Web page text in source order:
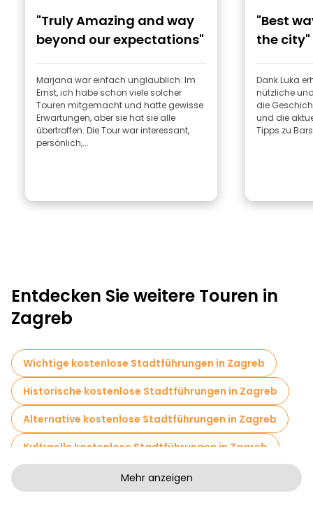
"Truly Amazing and way
beyond our expectations"
Marjana war einfach unglaublich. Im
Ernst, ich habe schon viele solcher
Touren mitgemacht und hatte gewisse
Erwartungen, aber sie hat sie alle
übertroffen. Die Tour war interessant,
persönlich,...
"Best
the city"
Dank Luka
nützliche
die
und die
Tipps zu
Entdecken Sie weitere Touren in
Zagreb
Wichtige kostenlose Stadtführungen in Zagreb
Historische kostenlose Stadtführungen in Zagreb
Alternative kostenlose Stadtführungen in Zagreb
Kulturelle kostenlose Stadtführungen in Zagreb
Kunstfreie Stadtführungen in Zagreb
Mehr anzeigen